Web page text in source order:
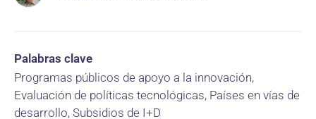
Palabras clave
Programas públicos de apoyo a la innovación,
Evaluación de políticas tecnológicas, Países en vías de
desarrollo, Subsidios de I+D